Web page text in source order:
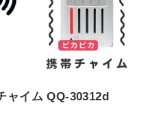
ャイム QQ-30312d